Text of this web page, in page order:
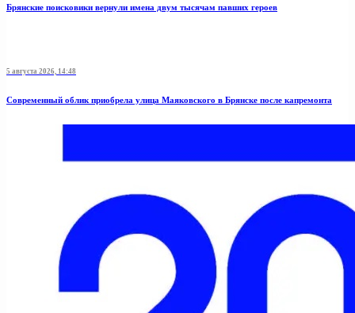
Брянские поисковики вернули имена двум тысячам павших героев
5 августа 2026, 14:48
Современный облик приобрела улица Маяковского в Брянске после капремонта